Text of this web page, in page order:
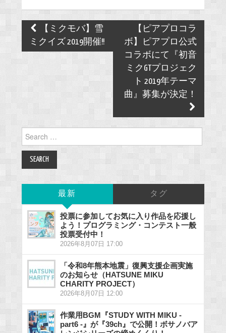
Post
navigation
【ミクモバ】雪
ミクイズ 2019開催!!
【ピアプロコラ
ボ】ピアプロ公式
コラボにて『初音
ミクGTプロジェク
ト 2019年テーマ
曲』募集が決定！
Search
for:
最新 タグ
投票に参加してお気に入り作品を応援し
よう！プログラミング・コンテスト一般
投票受付中！
2026年8月07日 17:00
「令和8年熊本地震」復興支援企画実施
のお知らせ（HATSUNE MIKU
CHARITY PROJECT）
2026年8月07日 12:00
作業用BGM『STUDY WITH MIKU -
part6 -』が『39ch』で公開！ボサノバア